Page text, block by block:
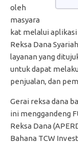
oleh
masyara
kat melalui aplikasi
Reksa Dana
layanan yang
untuk dapat
penjualan, dan
Gerai reksa dana
ini menggandeng
Reksa Dana
Bahana TCW